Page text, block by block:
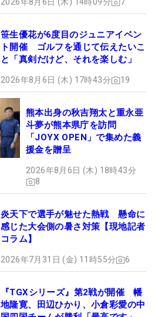
笹生優花が6度目のジュニアイベン
ト開催 ゴルフを通じて伝えたいこ
と「真剣だけど、それを楽しむ」
2026年8月6日 (木) 17時43分 19
熊本出身の秋吉翔太と重永亜
斗夢が熊本県庁を訪問
「JOYX OPEN」で集めた義
援金を贈呈
2026年8月6日 (木) 18時43分
8
炎天下で選手が魅せた熱戦 懸命に
感じた大会側の暑さ対策【現地記者
コラム】
2026年7月31日 (金) 11時55分 6
『TGXシリーズ』第2戦が開催 幡
地隆寛、田辺ひかり、小倉彩愛の中